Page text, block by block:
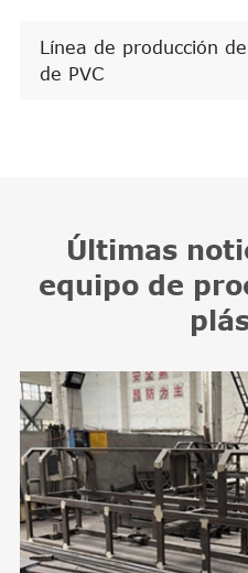
Línea de producción
de PVC
Últimas
equipo de